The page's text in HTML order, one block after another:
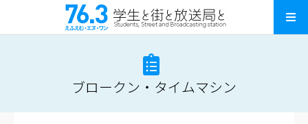
ブロークン・タイムマシン